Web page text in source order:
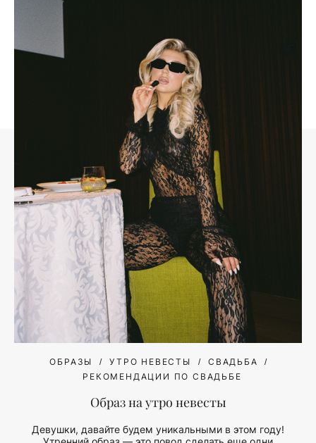
ОБРАЗЫ УТРО НЕВЕСТЫ
СВАДЬБА
РЕКОМЕНДАЦИИ ПО СВАДЬБЕ
Образ на утро невесты
Девушки, давайте будем уникальными в этом году!